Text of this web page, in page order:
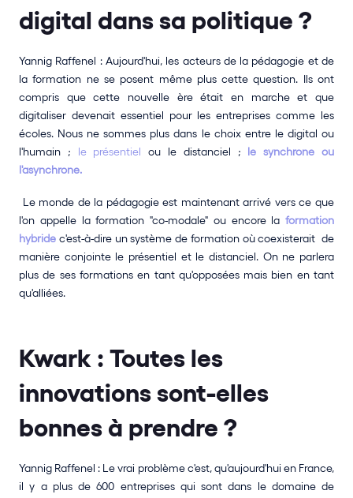
digital dans sa politique ?
Yannig Raffenel : Aujourd'hui, les acteurs de la pédagogie et de
la formation ne se posent même plus cette question. Ils ont
compris que cette nouvelle ère était en marche et que
digitaliser devenait essentiel pour les entreprises comme les
écoles. Nous ne sommes plus dans le choix entre le digital ou
l'humain ; le présentiel ou le distanciel ; le synchrone ou
l'asynchrone.
l'on appelle la formation "co-modale" ou encore la formation
hybride c'est-à-dire un système de formation où coexisterait  de
manière conjointe le présentiel et le distanciel. On ne parlera
plus de ses formations en tant qu'opposées mais bien en tant
qu'alliées.
Kwark : Toutes les
innovations sont-elles
bonnes à prendre ?
Yannig Raffenel : Le vrai problème c'est, qu'aujourd'hui en France,
il y a plus de 600 entreprises qui sont dans le domaine de